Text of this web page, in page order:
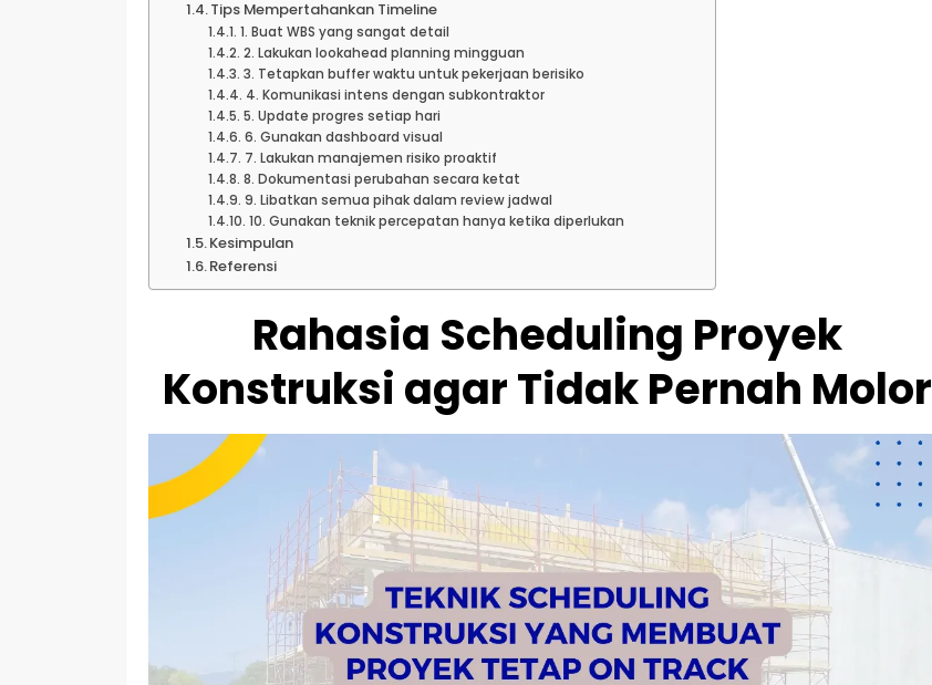
Tips Mempertahankan Timeline
1. Buat WBS yang sangat detail
2. Lakukan lookahead planning mingguan
3. Tetapkan buffer waktu untuk pekerjaan berisiko
4. Komunikasi intens dengan subkontraktor
5. Update progres setiap hari
6. Gunakan dashboard visual
7. Lakukan manajemen risiko proaktif
8. Dokumentasi perubahan secara ketat
9. Libatkan semua pihak dalam review jadwal
10. Gunakan teknik percepatan hanya ketika diperlukan
Kesimpulan
Referensi
Rahasia Scheduling Proyek
Konstruksi agar Tidak Pernah Molor